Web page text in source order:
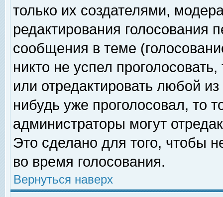
только их создателями,
редактирования голосования
сообщения в теме
никто не успел
или отредактировать любой
нибудь уже проголосовал, то
администраторы могут
Это сделано для того, чтобы
во время голосования.
Вернуться наверх